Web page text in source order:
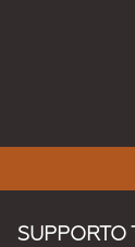
SUPPORTO